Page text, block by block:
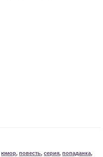
юмор,повесть,серия,попаданка,